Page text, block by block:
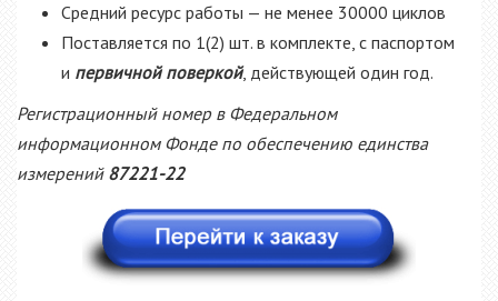
Средний ресурс работы — не менее 30000 циклов
Поставляется по 1(2) шт. в комплекте, с паспортом
и первичной поверкой, действующей один год.
Регистрационный номер в Федеральном
информационном Фонде по обеспечению единства
измерений 87221-22